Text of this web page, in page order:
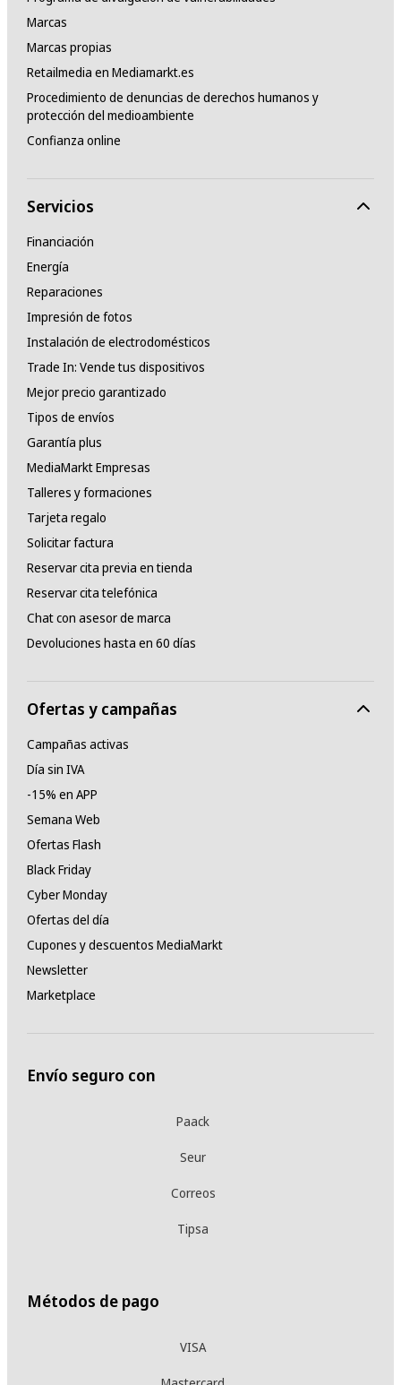
Marcas
Marcas propias
Retailmedia en Mediamarkt.es
Procedimiento de denuncias de derechos humanos y
protección del medioambiente
Confianza online
Servicios
Financiación
Energía
Reparaciones
Impresión de fotos
Instalación de electrodomésticos
Trade In: Vende tus dispositivos
Mejor precio garantizado
Tipos de envíos
Garantía plus
MediaMarkt Empresas
Talleres y formaciones
Tarjeta regalo
Solicitar factura
Reservar cita previa en tienda
Reservar cita telefónica
Chat con asesor de marca
Devoluciones hasta en 60 días
Ofertas y campañas
Campañas activas
Día sin IVA
-15% en APP
Semana Web
Ofertas Flash
Black Friday
Cyber Monday
Ofertas del día
Cupones y descuentos MediaMarkt
Newsletter
Marketplace
Envío seguro con
Paack
Seur
Correos
Tipsa
Métodos de pago
VISA